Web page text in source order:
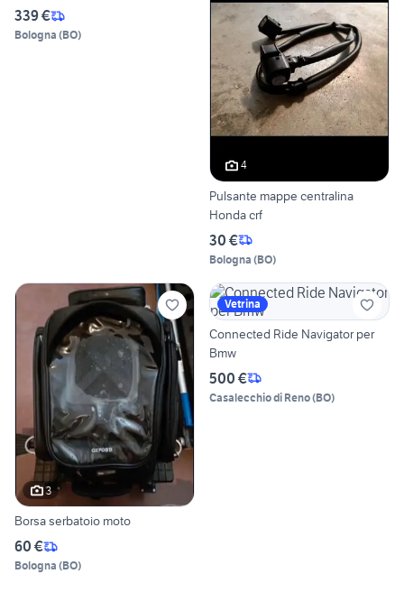
339 €
Bologna (BO)
4
Pulsante mappe centralina
Honda crf
30 €
Bologna (BO)
3
Borsa serbatoio moto
60 €
Bologna (BO)
Vetrina
Connected Ride Navigator per
Bmw
500 €
Casalecchio di Reno(BO)